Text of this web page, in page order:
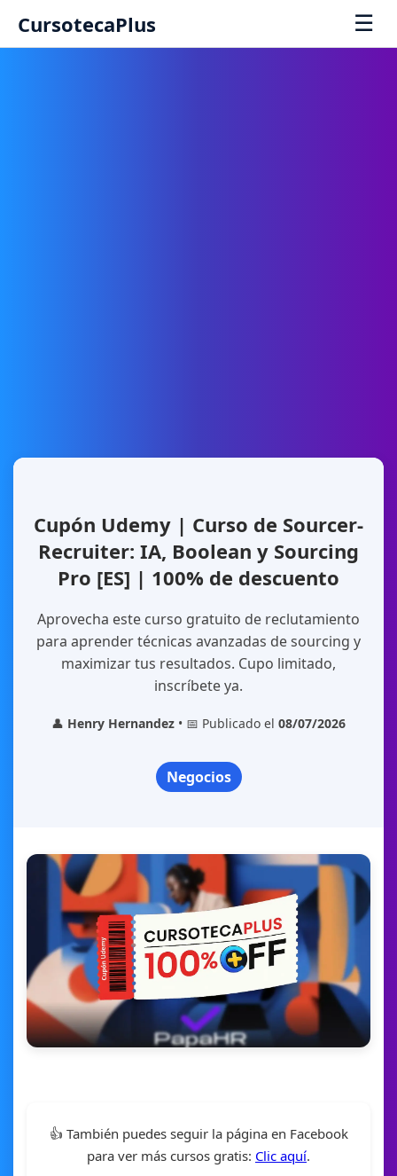
CursotecaPlus ☰
Cupón Udemy | Curso de Sourcer-
Recruiter: IA, Boolean y Sourcing
Pro [ES] | 100% de descuento
Aprovecha este curso gratuito de reclutamiento
para aprender técnicas avanzadas de sourcing y
maximizar tus resultados. Cupo limitado,
inscríbete ya.
👤 Henry Hernandez • 📅 Publicado el 08/07/2026
Negocios
👍 También puedes seguir la página en Facebook
para ver más cursos gratis: Clic aquí.